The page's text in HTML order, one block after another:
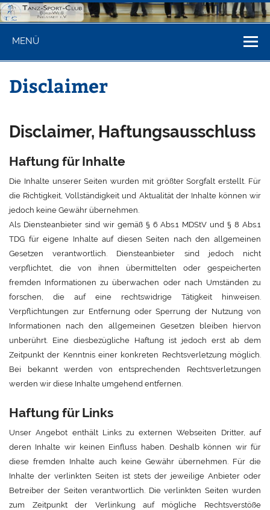
Zum
Inhalt
springen
Blau-Weiß
Neustadt/
MENÜ
Disclaimer
Disclaimer, Haftungsausschluss
Haftung für Inhalte
Die Inhalte unserer Seiten wurden mit größter Sorgfalt erstellt. Für
die Richtigkeit, Vollständigkeit und Aktualität der Inhalte können wir
jedoch keine Gewähr übernehmen.
Als Diensteanbieter sind wir gemäß § 6 Abs.1 MDStV und § 8 Abs.1
TDG für eigene Inhalte auf diesen Seiten nach den allgemeinen
Gesetzen verantwortlich. Diensteanbieter sind jedoch nicht
verpflichtet, die von ihnen übermittelten oder gespeicherten
fremden Informationen zu überwachen oder nach Umständen zu
forschen, die auf eine rechtswidrige Tätigkeit hinweisen.
Verpflichtungen zur Entfernung oder Sperrung der Nutzung von
Informationen nach den allgemeinen Gesetzen bleiben hiervon
unberührt. Eine diesbezügliche Haftung ist jedoch erst ab dem
Zeitpunkt der Kenntnis einer konkreten Rechtsverletzung möglich.
Bei bekannt werden von entsprechenden Rechtsverletzungen
werden wir diese Inhalte umgehend entfernen.
Haftung für Links
Unser Angebot enthält Links zu externen Webseiten Dritter, auf
deren Inhalte wir keinen Einfluss haben. Deshalb können wir für
diese fremden Inhalte auch keine Gewähr übernehmen. Für die
Inhalte der verlinkten Seiten ist stets der jeweilige Anbieter oder
Betreiber der Seiten verantwortlich. Die verlinkten Seiten wurden
zum Zeitpunkt der Verlinkung auf mögliche Rechtsverstöße